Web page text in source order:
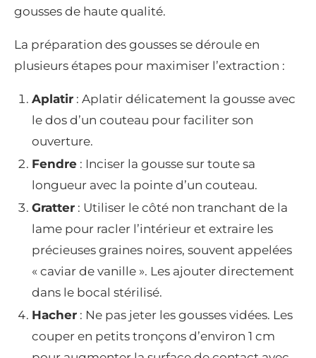
gousses de haute qualité.
La préparation des gousses se déroule en
plusieurs étapes pour maximiser l’extraction :
Aplatir : Aplatir délicatement la gousse avec
le dos d’un couteau pour faciliter son
ouverture.
Fendre : Inciser la gousse sur toute sa
longueur avec la pointe d’un couteau.
Gratter : Utiliser le côté non tranchant de la
lame pour racler l’intérieur et extraire les
précieuses graines noires, souvent appelées
« caviar de vanille ». Les ajouter directement
dans le bocal stérilisé.
Hacher : Ne pas jeter les gousses vidées. Les
couper en petits tronçons d’environ 1 cm